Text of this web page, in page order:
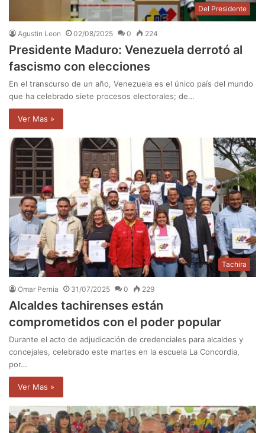
Del Presidente
Agustin Leon 02/08/2025 0 224
Presidente Maduro: Venezuela derrotó al
fascismo con elecciones
En el transcurso de un año, Venezuela es el único país del mundo
que ha celebrado siete procesos electorales; de…
Ver Mas »
Tachira
Omar Pernia 31/07/2025 0 229
Alcaldes tachirenses están
comprometidos con el poder popular
Durante el acto de adjudicación de credenciales para alcaldes y
concejales, celebrado este martes en la escuela La Concordia,
por…
Ver Mas »